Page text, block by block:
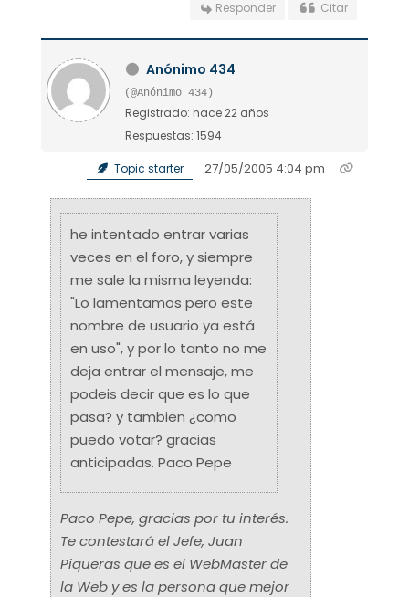
Responder Citar
Anónimo 434
(@Anónimo 434)
Registrado: hace 22 años
Respuestas: 1594
Topic starter 27/05/2005 4:04 pm
he intentado entrar varias
veces en el foro, y siempre
me sale la misma leyenda:
"Lo lamentamos pero este
nombre de usuario ya está
en uso", y por lo tanto no me
deja entrar el mensaje, me
podeis decir que es lo que
pasa? y tambien ¿como
puedo votar? gracias
anticipadas. Paco Pepe
Paco Pepe, gracias por tu interés.
Te contestará el Jefe, Juan
Piqueras que es el WebMaster de
la Web y es la persona que mejor